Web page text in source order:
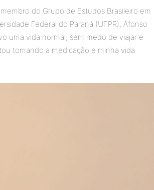
do Grupo de Estudos Brasileiro em
Federal do Paraná (UFPR), Afonso
uma vida normal, sem medo de viajar e
tomando a medicação e minha vida